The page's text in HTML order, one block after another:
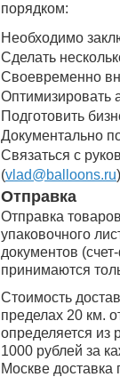
порядком:
Необходимо
Сделать
Своевременно
Оптимизировать
Подготовить
Документально
Связаться с
(vlad@balloons.ru
Отправка
Отправка
упаковочного
документов
принимаются
Стоимость
пределах 20 км.
определяется из
1000 рублей за
Москве доставка